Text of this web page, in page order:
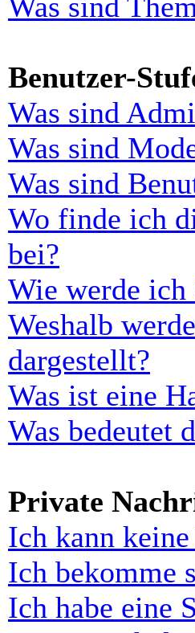
Benutzer-
Was sind
Was sind
Was sind
Wo finde ich
bei?
Wie werde
Weshalb
dargestellt?
Was ist eine
Was bedeutet
Private
Ich kann
Ich bekomme
Ich habe eine